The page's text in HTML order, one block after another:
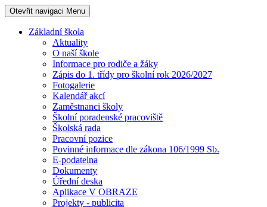
Otevřit navigaci Menu
Základní škola
Aktuality
O naší škole
Informace pro rodiče a žáky
Zápis do 1. třídy pro školní rok 2026/2027
Fotogalerie
Kalendář akcí
Zaměstnanci školy
Školní poradenské pracoviště
Školská rada
Pracovní pozice
Povinné informace dle zákona 106/1999 Sb.
E-podatelna
Dokumenty
Úřední deska
Aplikace V OBRAZE
Projekty - publicita